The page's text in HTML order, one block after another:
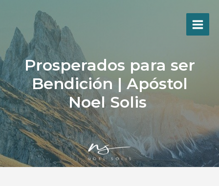
contenido
Prosperados para ser
Bendición | Apóstol
Noel Solis